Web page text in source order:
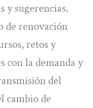
y sugerencias.
de renovación
retos y
con la demanda y
del
cambio de